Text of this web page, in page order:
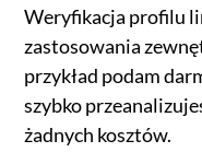
Weryfikacja profilu
zastosowania
przykład podam
szybko
żadnych kosztów.